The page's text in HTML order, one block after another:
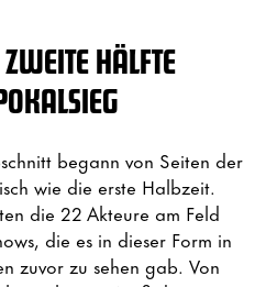
HÄLFTE
begann von Seiten der
wie die erste Halbzeit.
die 22 Akteure am Feld
die es in dieser Form in
zuvor zu sehen gab. Von